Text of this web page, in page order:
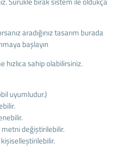
aradığınız tasarım burada
başlayın
hızlıca sahip olabilirsiniz.
uyumludur.)
değiştirilebilir.